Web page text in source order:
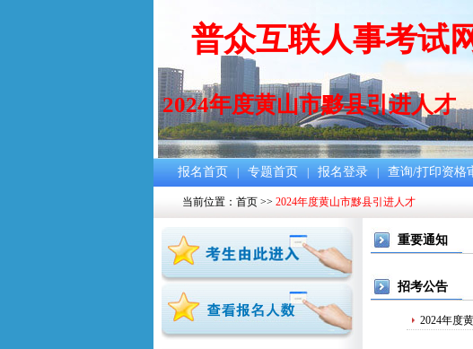
普众互联人事考试
2024年度黄山市黟县引进人才
报名首页 专题首页 报名登录 查询/打印资格
当前位置： 首页 >> 2024年度黄山市黟县引进人才
重要通知
招考公告
2024年度